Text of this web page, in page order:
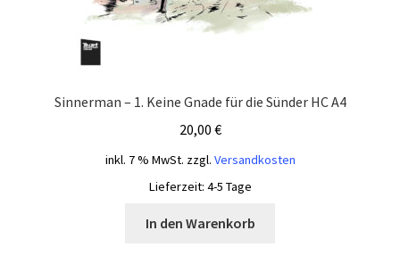
Sinnerman – 1. Keine Gnade für die Sünder HC A4
20,00 €
inkl. 7 % MwSt. zzgl. Versandkosten
Lieferzeit: 4-5 Tage
In den Warenkorb